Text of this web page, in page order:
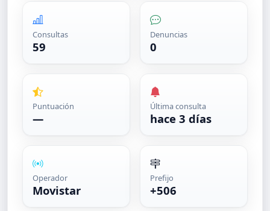
Consultas
59
Denuncias
0
Puntuación
—
Última consulta
hace 3 días
Operador
Movistar
Prefijo
+506